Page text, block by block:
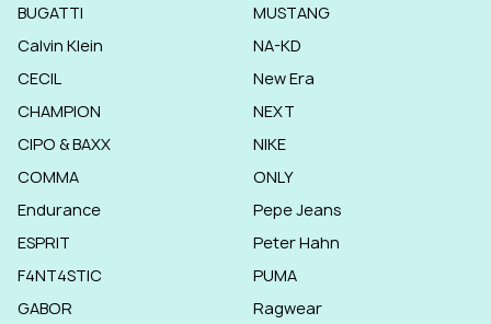
BUGATTI
Calvin Klein
CECIL
CHAMPION
CIPO & BAXX
COMMA
Endurance
ESPRIT
F4NT4STIC
GABOR
MUSTANG
NA-KD
New Era
NEXT
NIKE
ONLY
Pepe Jeans
Peter Hahn
PUMA
Ragwear